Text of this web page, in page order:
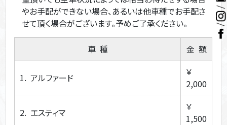
やお手配ができない場合、あるいは他車種でお手配さ
せて頂く場合がございます。予めご了承ください。
車 種 金 額
1. アルファード
￥
2,000
2. エスティマ
￥
1,500